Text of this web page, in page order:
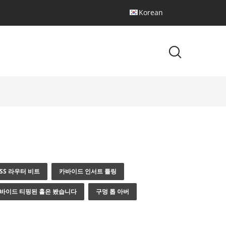
Korean
라우터 비트 카바이드 인서트 툴링
이드 티핑된 홀은 봤습니다 구멍 톱 아버